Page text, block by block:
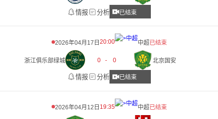
情报 分析 已结束
2026年04月17日 20:00 中超已结束
浙江俱乐部绿城 0 - 0 北京国安
情报 分析 已结束
2026年04月12日 19:35 中超已结束